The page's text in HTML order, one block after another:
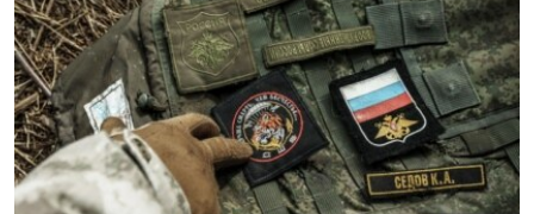
ТЕЛЕПРОЕКТ КРЫМ.РЕАЛИИ
СОВЕТЫ ПРАВОЗАЩИТНИКОВ
ПРОПАВШИЕ БЕЗ ВЕСТИ
ПОБЕДИТЕЛЕЙ НЕ СУДЯТ?
КРЫМ.НЕПОКОРЕННЫЙ
Українською
Qırımtatar
ПРИСОЕДИНЯЙТЕСЬ!